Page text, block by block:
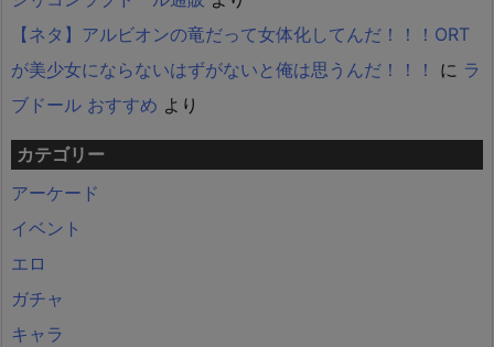
【ネタ】アルビオンの竜だって女体化してんだ！！！ORT
が美少女にならないはずがないと俺は思うんだ！！！
に ラ
ブドール おすすめ より
カテゴリー
アーケード
イベント
エロ
ガチャ
キャラ